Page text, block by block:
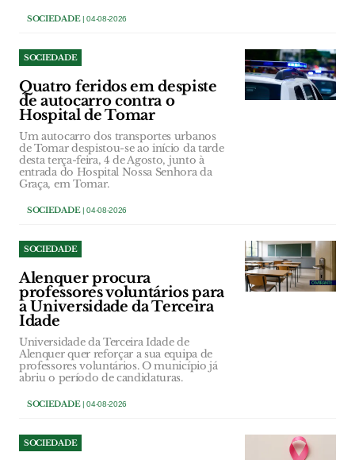
SOCIEDADE| 04-08-2026
SOCIEDADE
Quatro feridos em despiste
de autocarro contra o
Hospital de Tomar
Um autocarro dos transportes urbanos
de Tomar despistou-se ao início da tarde
desta terça-feira, 4 de Agosto, junto à
entrada do Hospital Nossa Senhora da
Graça, em Tomar.
SOCIEDADE| 04-08-2026
SOCIEDADE
Alenquer procura
professores voluntários para
a Universidade da Terceira
Idade
Universidade da Terceira Idade de
Alenquer quer reforçar a sua equipa de
professores voluntários. O município já
abriu o período de candidaturas.
SOCIEDADE| 04-08-2026
SOCIEDADE